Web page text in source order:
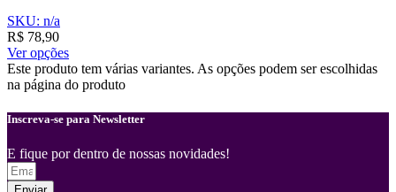
SKU: n/a
R$ 78,90
Ver opções
Este produto tem várias variantes. As opções podem ser escolhidas
na página do produto
Inscreva-se para Newsletter
E fique por dentro de nossas novidades!